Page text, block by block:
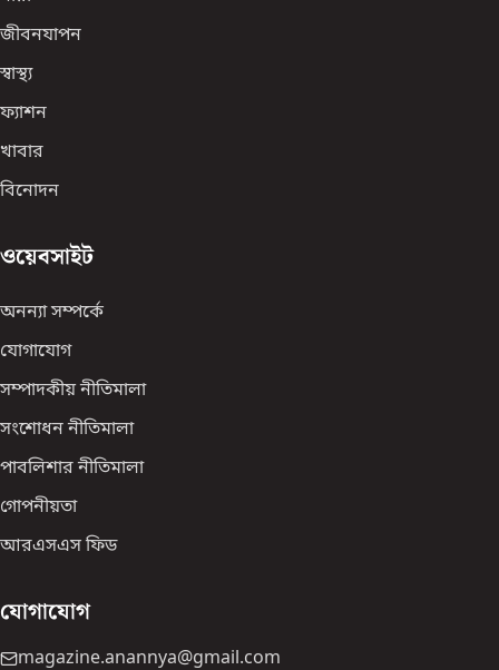
জীবনযাপন
স্বাস্থ্য
ফ্যাশন
খাবার
বিনোদন
ওয়েবসাইট
অনন্যা সম্পর্কে
যোগাযোগ
সম্পাদকীয় নীতিমালা
সংশোধন নীতিমালা
পাবলিশার নীতিমালা
গোপনীয়তা
আরএসএস ফিড
যোগাযোগ
magazine.anannya@gmail.com